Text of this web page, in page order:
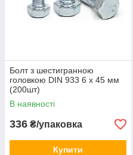
Болт з шестигранною
головкою DIN 933 6 х 45 мм
(200шт)
В наявності
336 ₴/упаковка
Купити